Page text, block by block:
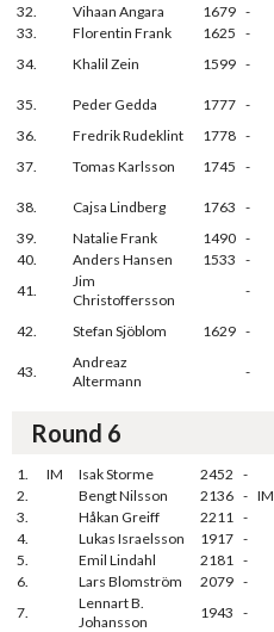
32.
Vihaan Angara 1679 -
33.
Florentin Frank 1625 -
34.
Khalil Zein 1599 -
35. Peder Gedda 1777 -
36.
Fredrik Rudeklint 1778 -
37.
Tomas Karlsson 1745 -
38. Cajsa Lindberg 1763 -
39.
Natalie Frank 1490 -
40.
Anders Hansen 1533 -
41.
Jim
Christoffersson
-
42. Stefan Sjöblom 1629 -
43.
Andreaz
Altermann
-
Round 6
1. IM Isak Storme 2452 -
2.
Bengt Nilsson 2136 - IM
3.
Håkan Greiff 2211 -
4.
Lukas Israelsson 1917 -
5.
Emil Lindahl 2181 -
6.
Lars Blomström 2079 -
7.
Lennart B.
Johansson
1943 -